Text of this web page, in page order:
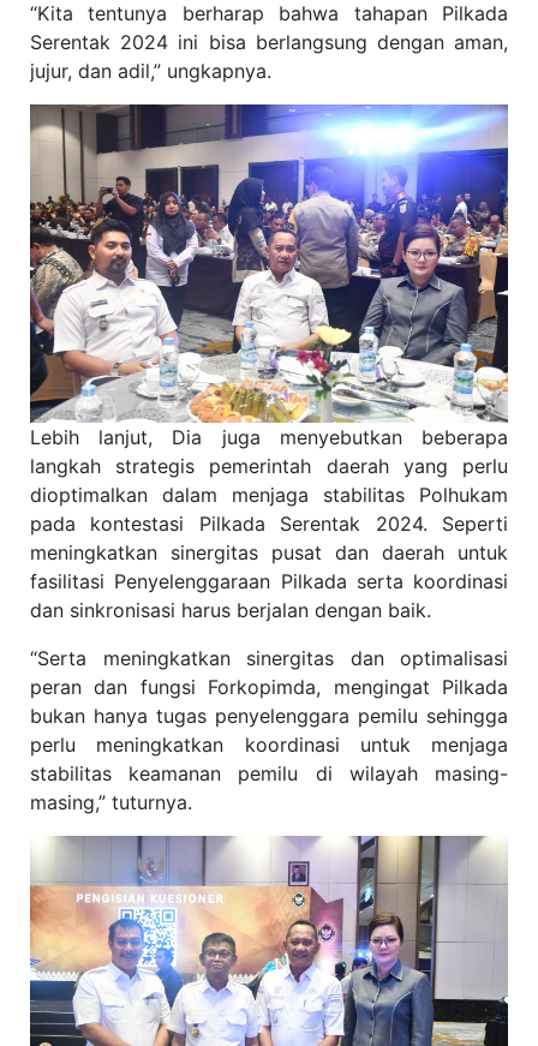
“Kita tentunya berharap bahwa tahapan Pilkada
Serentak 2024 ini bisa berlangsung dengan aman,
jujur, dan adil,” ungkapnya.
Lebih lanjut, Dia juga menyebutkan beberapa
langkah strategis pemerintah daerah yang perlu
dioptimalkan dalam menjaga stabilitas Polhukam
pada kontestasi Pilkada Serentak 2024. Seperti
meningkatkan sinergitas pusat dan daerah untuk
fasilitasi Penyelenggaraan Pilkada serta koordinasi
dan sinkronisasi harus berjalan dengan baik.
“Serta meningkatkan sinergitas dan optimalisasi
peran dan fungsi Forkopimda, mengingat Pilkada
bukan hanya tugas penyelenggara pemilu sehingga
perlu meningkatkan koordinasi untuk menjaga
stabilitas keamanan pemilu di wilayah masing-
masing,” tuturnya.